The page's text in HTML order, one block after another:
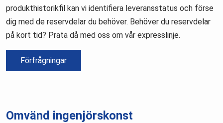
produkthistorikfil kan vi identifiera leveransstatus och förse
dig med de reservdelar du behöver. Behöver du reservdelar
på kort tid? Prata då med oss om vår expresslinje.
Förfrågningar
Omvänd ingenjörskonst